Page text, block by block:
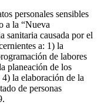
personales sensibles
a la “Nueva
sanitaria causada por el
a: 1) la
de labores
planeación de los
la elaboración de la
de personas